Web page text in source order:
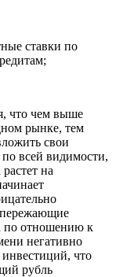
ставки по
что чем выше
рынке, тем
свои
всей видимости,
на
по отношению к
негативно
что
рубль